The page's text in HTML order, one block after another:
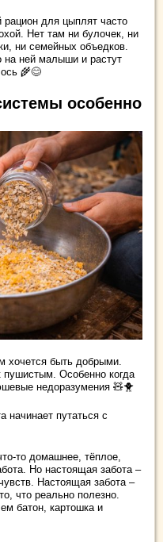
для цыплят часто
Нет там ни булочек, ни
ни семейных объедков.
на ней малыши и растут
🌾😊
особенно
хочется быть добрыми.
Особенно когда
недоразумения 🧸🐥
начинает путаться с
то домашнее, тёплое,
Но настоящая забота –
Настоящая забота –
что реально полезно.
батон, картошка и